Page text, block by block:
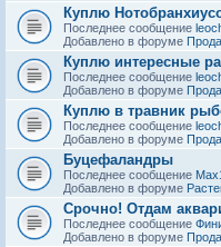
Куплю
Последнее сообщение
Добавлено в форуме
Куплю интересные
Последнее сообщение
Добавлено в форуме
Куплю в травник
Последнее сообщение
Добавлено в форуме
Буцефаландры
Последнее сообщение
Добавлено в форуме
Срочно! Отдам
Последнее сообщение
Добавлено в форуме